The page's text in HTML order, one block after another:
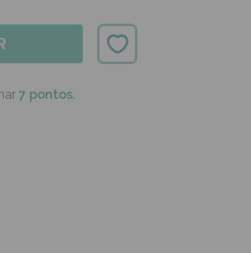
7 pontos.